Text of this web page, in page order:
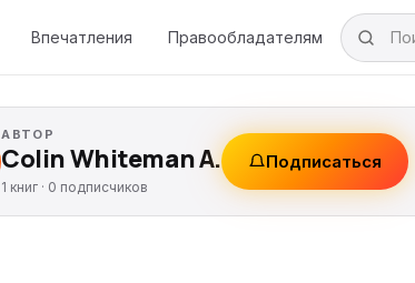
Впечатления Правообладателям
АВТОР
Colin Whiteman A.
1 книг · 0 подписчиков
Подписаться